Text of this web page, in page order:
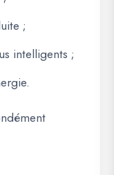
;
intelligents ;